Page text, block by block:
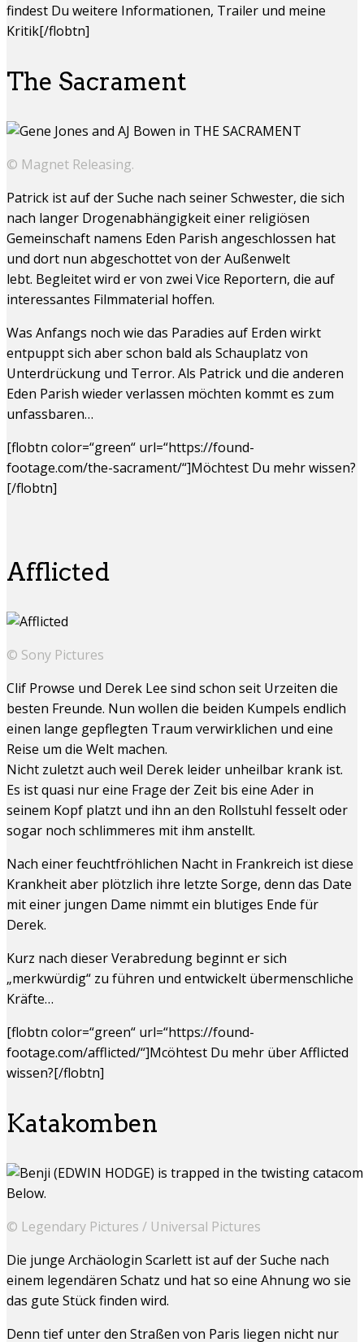
findest Du weitere Informationen, Trailer und meine
Kritik[/flobtn]
The Sacrament
© Magnet Releasing.
Patrick ist auf der Suche nach seiner Schwester, die sich
nach langer Drogenabhängigkeit einer religiösen
Gemeinschaft namens Eden Parish angeschlossen hat
und dort nun abgeschottet von der Außenwelt
lebt. Begleitet wird er von zwei Vice Reportern, die auf
interessantes Filmmaterial hoffen.
Was Anfangs noch wie das Paradies auf Erden wirkt
entpuppt sich aber schon bald als Schauplatz von
Unterdrückung und Terror. Als Patrick und die anderen
Eden Parish wieder verlassen möchten kommt es zum
unfassbaren…
[flobtn color=“green“ url=“https://found-
footage.com/the-sacrament/“]Möchtest Du mehr wissen?
[/flobtn]
Afflicted
© Sony Pictures
Clif Prowse und Derek Lee sind schon seit Urzeiten die
besten Freunde. Nun wollen die beiden Kumpels endlich
einen lange gepflegten Traum verwirklichen und eine
Reise um die Welt machen.
Nicht zuletzt auch weil Derek leider unheilbar krank ist.
Es ist quasi nur eine Frage der Zeit bis eine Ader in
seinem Kopf platzt und ihn an den Rollstuhl fesselt oder
sogar noch schlimmeres mit ihm anstellt.
Nach einer feuchtfröhlichen Nacht in Frankreich ist diese
Krankheit aber plötzlich ihre letzte Sorge, denn das Date
mit einer jungen Dame nimmt ein blutiges Ende für
Derek.
Kurz nach dieser Verabredung beginnt er sich
„merkwürdig“ zu führen und entwickelt übermenschliche
Kräfte…
[flobtn color=“green“ url=“https://found-
footage.com/afflicted/“]Mcöhtest Du mehr über Afflicted
wissen?[/flobtn]
Katakomben
© Legendary Pictures / Universal Pictures
Die junge Archäologin Scarlett ist auf der Suche nach
einem legendären Schatz und hat so eine Ahnung wo sie
das gute Stück finden wird.
Denn tief unter den Straßen von Paris liegen nicht nur